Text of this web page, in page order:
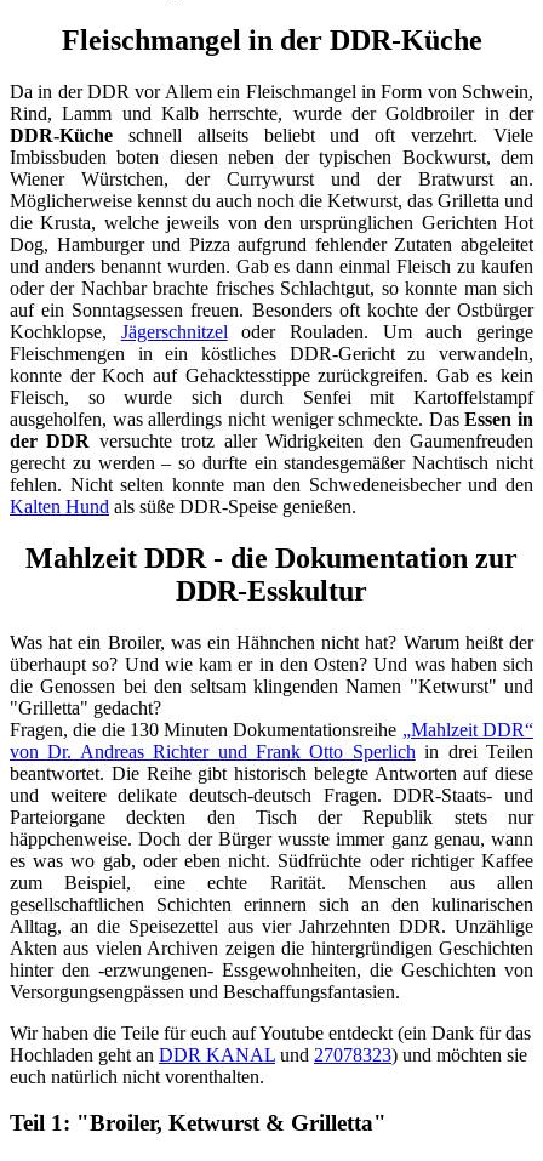
Fleischmangel in der DDR-Küche
Da in der DDR vor Allem ein Fleischmangel in Form von Schwein,
Rind, Lamm und Kalb herrschte, wurde der Goldbroiler in der
DDR-Küche schnell allseits beliebt und oft verzehrt. Viele
Imbissbuden boten diesen neben der typischen Bockwurst, dem
Wiener Würstchen, der Currywurst und der Bratwurst an.
Möglicherweise kennst du auch noch die Ketwurst, das Grilletta und
die Krusta, welche jeweils von den ursprünglichen Gerichten Hot
Dog, Hamburger und Pizza aufgrund fehlender Zutaten abgeleitet
und anders benannt wurden. Gab es dann einmal Fleisch zu kaufen
oder der Nachbar brachte frisches Schlachtgut, so konnte man sich
auf ein Sonntagsessen freuen. Besonders oft kochte der Ostbürger
Kochklopse, Jägerschnitzel oder Rouladen. Um auch geringe
Fleischmengen in ein köstliches DDR-Gericht zu verwandeln,
konnte der Koch auf Gehacktesstippe zurückgreifen. Gab es kein
Fleisch, so wurde sich durch Senfei mit Kartoffelstampf
ausgeholfen, was allerdings nicht weniger schmeckte. DasEssen in
der DDR versuchte trotz aller Widrigkeiten den Gaumenfreuden
gerecht zu werden – so durfte ein standesgemäßer Nachtisch nicht
fehlen. Nicht selten konnte man den Schwedeneisbecher und den
Kalten Hund als süße DDR-Speise genießen.
Mahlzeit DDR - die Dokumentation zur
DDR-Esskultur
Was hat ein Broiler, was ein Hähnchen nicht hat? Warum heißt der
überhaupt so? Und wie kam er in den Osten? Und was haben sich
die Genossen bei den seltsam klingenden Namen "Ketwurst" und
"Grilletta" gedacht?
Fragen, die die 130 Minuten Dokumentationsreihe „Mahlzeit DDR“
von Dr. Andreas Richter und Frank Otto Sperlich in drei Teilen
beantwortet. Die Reihe gibt historisch belegte Antworten auf diese
und weitere delikate deutsch-deutsch Fragen. DDR-Staats- und
Parteiorgane deckten den Tisch der Republik stets nur
häppchenweise. Doch der Bürger wusste immer ganz genau, wann
es was wo gab, oder eben nicht. Südfrüchte oder richtiger Kaffee
zum Beispiel, eine echte Rarität. Menschen aus allen
gesellschaftlichen Schichten erinnern sich an den kulinarischen
Alltag, an die Speisezettel aus vier Jahrzehnten DDR. Unzählige
Akten aus vielen Archiven zeigen die hintergründigen Geschichten
hinter den -erzwungenen- Essgewohnheiten, die Geschichten von
Versorgungsengpässen und Beschaffungsfantasien.
Wir haben die Teile für euch auf Youtube entdeckt (ein Dank für das
Hochladen geht an DDR KANAL und 27078323) und möchten sie
euch natürlich nicht vorenthalten.
Teil 1: "Broiler, Ketwurst & Grilletta"